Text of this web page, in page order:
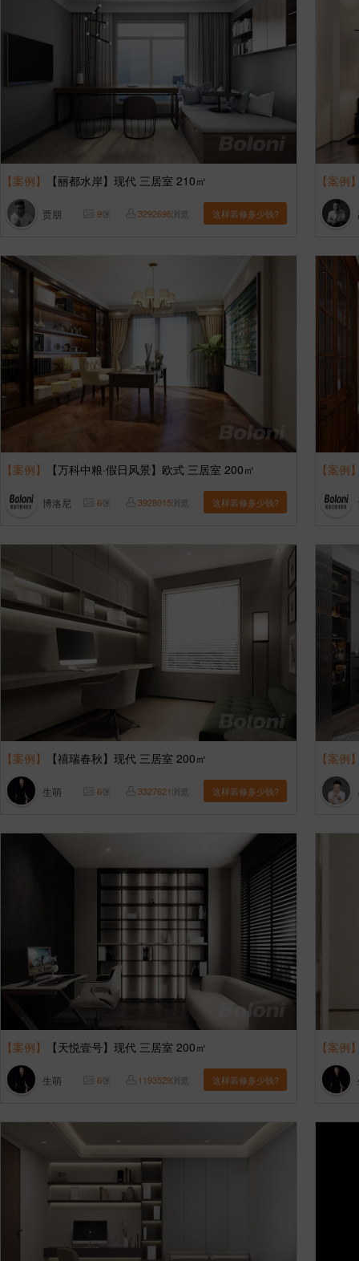
【案例】 【丽都水岸】现代 三居室 210㎡
贾朋 9张 3292696浏览 这样装修多少钱?
【案例
【案例】 【万科中粮·假日风景】欧式 三居室 200㎡
博洛尼 6张 3928015浏览 这样装修多少钱?
【案例
【案例】 【禧瑞春秋】现代 三居室 200㎡
生萌 6张 3327621浏览 这样装修多少钱?
【案例
【案例】 【天悦壹号】现代 三居室 200㎡
生萌 6张 1193529浏览 这样装修多少钱?
【案例